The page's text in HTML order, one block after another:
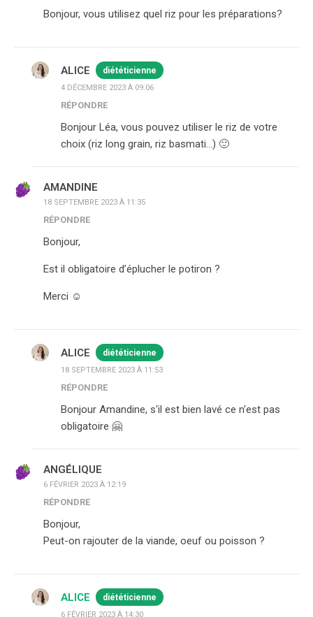
Bonjour, vous utilisez quel riz pour les préparations?
ALICE diététicienne
4 DÉCEMBRE 2023 À 09:06
RÉPONDRE
Bonjour Léa, vous pouvez utiliser le riz de votre
choix (riz long grain, riz basmati…) 🙂
AMANDINE
18 SEPTEMBRE 2023 À 11:35
RÉPONDRE
Bonjour,
Est il obligatoire d’éplucher le potiron ?
Merci ☺️
ALICE diététicienne
18 SEPTEMBRE 2023 À 11:53
RÉPONDRE
Bonjour Amandine, s'il est bien lavé ce n'est pas
obligatoire 🤗
ANGÉLIQUE
6 FÉVRIER 2023 À 12:19
RÉPONDRE
Bonjour,
Peut-on rajouter de la viande, oeuf ou poisson ?
ALICE diététicienne
6 FÉVRIER 2023 À 14:30